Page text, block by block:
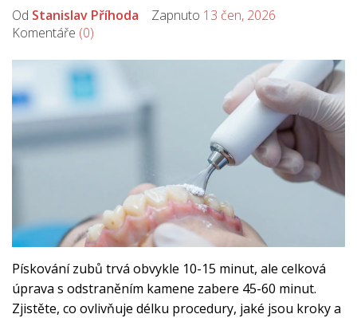
Od Stanislav Příhoda Zapnuto 13 čen, 2026
Komentáře (0)
Pískování zubů trvá obvykle 10-15 minut, ale celková
úprava s odstraněním kamene zabere 45-60 minut.
Zjistěte, co ovlivňuje délku procedury, jaké jsou kroky a